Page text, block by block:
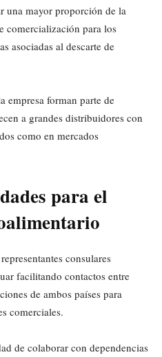
una mayor proporción de la
comercialización para los
asociadas al descarte de
empresa forman parte de
a grandes distribuidores con
como en mercados
para el
consulares
facilitando contactos entre
de ambos países para
comerciales.
de colaborar con dependencias